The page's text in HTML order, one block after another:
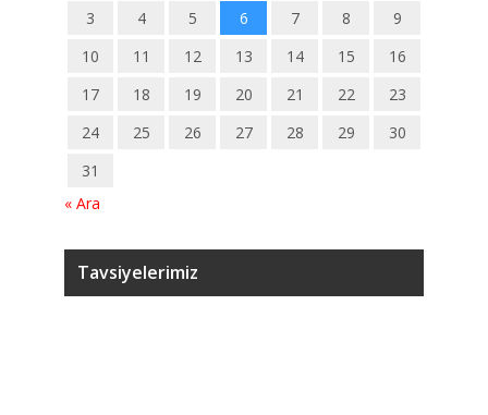
3
4 5 6 7 8
9
10
11 12 13 14 15
16
17
18 19 20 21 22
23
24
25 26 27 28 29
30
31
« Ara
Tavsiyelerimiz